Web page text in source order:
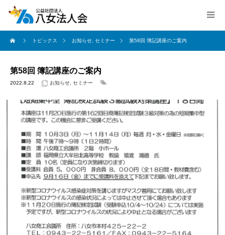
トピックス お知らせ セミナー 第58回 簿記講座のご案内
第58回 簿記講座のご案内
2022.8.22 お知らせ セミナー